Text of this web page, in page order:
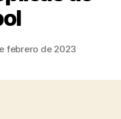
febrero de 2023